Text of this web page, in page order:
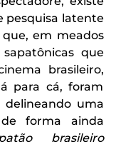
pesquisa latente
em meados
que
brasileiro,
para cá, foram
delineando uma
forma ainda
brasileiro